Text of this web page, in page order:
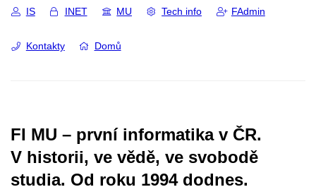
IS INET MU Tech info FAdmin
Kontakty Domů
FI MU – první informatika v ČR.
V historii, ve vědě, ve svobodě
studia. Od roku 1994 dodnes.